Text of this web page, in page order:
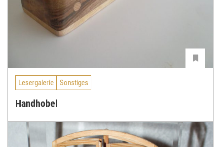
Lesergalerie Sonstiges
Handhobel